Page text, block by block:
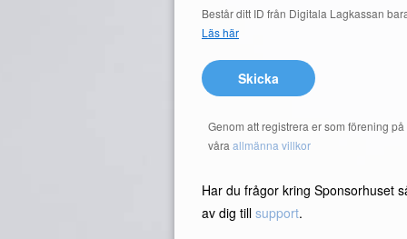
Består ditt ID från Digitala Lagkassan
Läs här
Skicka
Genom att registrera er som förening
våra allmänna villkor
Har du frågor kring Sponsorhuset
av dig till support.